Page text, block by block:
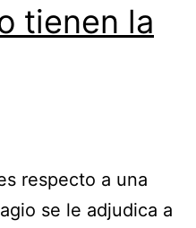
tienen la
respecto a una
se le adjudica a